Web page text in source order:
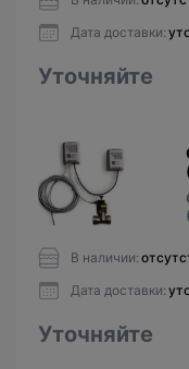
Дата доставки:
Уточняйте
В наличии:
Дата доставки:
Уточняйте